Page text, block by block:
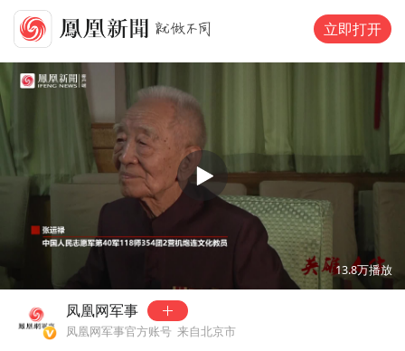
立即打开
07:56
13.8万播放
凤凰网军事
凤凰网军事官方账号 来自北京市